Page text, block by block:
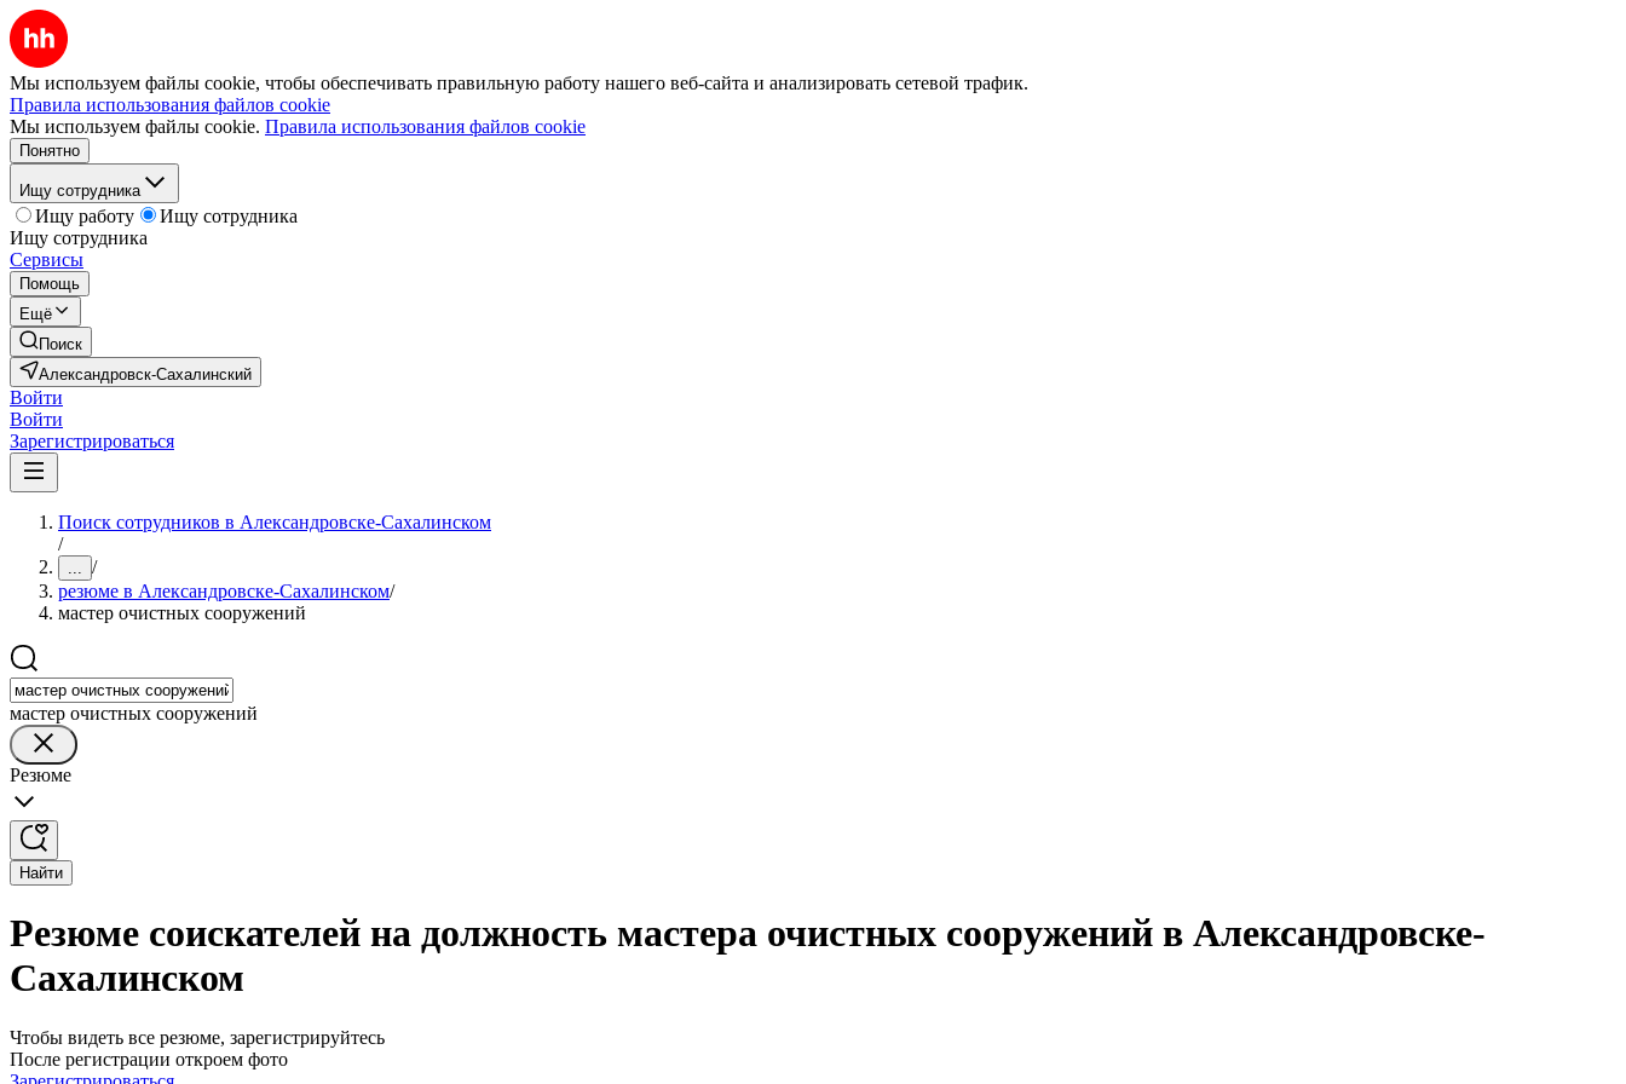
Мы используем файлы cookie, чтобы обеспечивать правильную работу нашего веб-сайта и анализировать сетевой трафик.
Правила использования файлов cookie
Мы используем файлы cookie. Правила использования файлов cookie
Понятно
Ищу сотрудника
Ищу работу
Ищу сотрудника
Ищу сотрудника
Сервисы
Помощь
Ещё
Поиск
Александровск-Сахалинский
Войти
Войти
Зарегистрироваться
Поиск сотрудников в Александровске-Сахалинском
/
... /
резюме в Александровске-Сахалинском/
мастер очистных сооружений
мастер очистных сооружений
Резюме
Найти
Резюме соискателей на должность мастера очистных сооружений в Александровске-
Сахалинском
Чтобы видеть все резюме, зарегистрируйтесь
После регистрации откроем фото